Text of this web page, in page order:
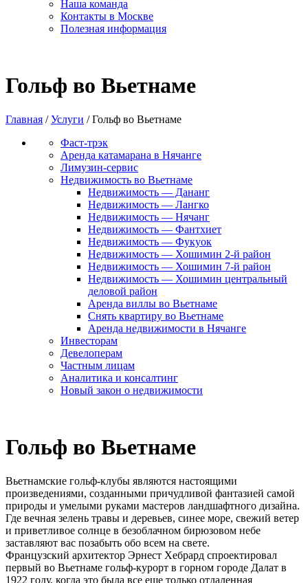
Наша команда
Контакты в Москве
Полезная информация
Гольф во Вьетнаме
Главная /Услуги /Гольф во Вьетнаме
Фаст-трэк
Аренда катамарана в Нячанге
Лимузин-сервис
Недвижимость во Вьетнаме
Недвижимость — Дананг
Недвижимость — Лангко
Недвижимость — Нячанг
Недвижимость — Фантхиет
Недвижимость — Фукуок
Недвижимость — Хошимин 2-й район
Недвижимость — Хошимин 7-й район
Недвижимость — Хошимин центральный
деловой район
Аренда виллы во Вьетнаме
Снять квартиру во Вьетнаме
Аренда недвижимости в Нячанге
Инвесторам
Девелоперам
Частным лицам
Аналитика и консалтинг
Новый закон о недвижимости
Гольф во Вьетнаме
Вьетнамские гольф-клубы являются настоящими
произведениями, созданными причудливой фантазией самой
природы и умелыми руками мастеров ландшафтного дизайна.
Где вечная зелень травы и деревьев, синее море, свежий ветер
и приветливое солнце в безоблачном бирюзовом небе
заставляют вас позабыть обо всем на свете.
Французский архитектор Эрнест Хебрард спроектировал
первый во Вьетнаме гольф-курорт в горном городе Далат в
1922 году, когда это была все еще только отдаленная